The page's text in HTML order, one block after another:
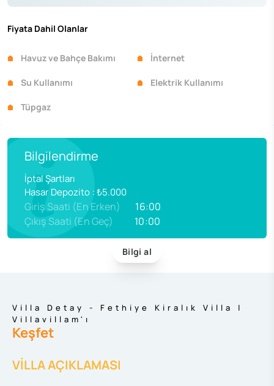
Fiyata Dahil Olanlar
Havuz ve Bahçe Bakımı İnternet
Su Kullanımı Elektrik Kullanımı
Tüpgaz
Bilgilendirme
İptal Şartları
Hasar Depozito :₺5.000
Giriş Saati (En Erken)
16:00
Çıkış Saati (En Geç)
10:00
Bilgi al
Villa Detay - Fethiye Kiralık Villa |
Villavillam'ı
Keşfet
VİLLA AÇIKLAMASI